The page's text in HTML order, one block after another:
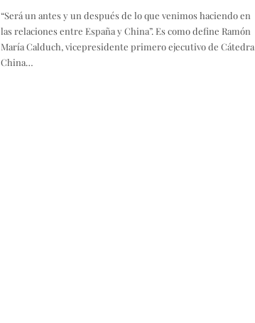
“Será un antes y un después de lo que venimos haciendo en
las relaciones entre España y China”. Es como define Ramón
María Calduch, vicepresidente primero ejecutivo de Cátedra
China…